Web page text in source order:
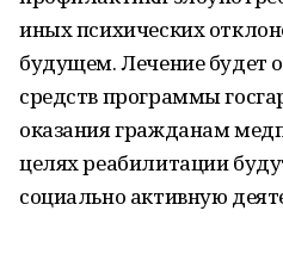
иных психических
будущем. Лечение будет
средств программы
оказания гражданам
целях реабилитации
социально активную